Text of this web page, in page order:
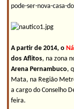
pode-ser-nova-casa-
A partir de 2014, o
dos Aflitos, na zona
Arena Pernambuco,
Mata, na Região
a cargo do Conselho
feira.